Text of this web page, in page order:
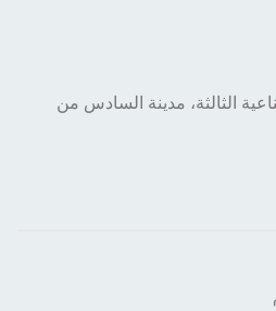
الصناعية الثالثة، مدينة السادس من